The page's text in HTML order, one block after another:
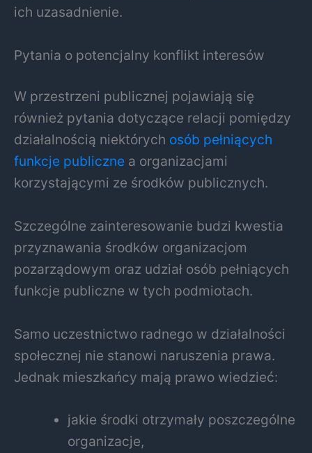
ich uzasadnienie.
Pytania o potencjalny konflikt interesów
W przestrzeni publicznej pojawiają się
również pytania dotyczące relacji pomiędzy
działalnością niektórych osób pełniących
funkcje publiczne a organizacjami
korzystającymi ze środków publicznych.
Szczególne zainteresowanie budzi kwestia
przyznawania środków organizacjom
pozarządowym oraz udział osób pełniących
funkcje publiczne w tych podmiotach.
Samo uczestnictwo radnego w działalności
społecznej nie stanowi naruszenia prawa.
Jednak mieszkańcy mają prawo wiedzieć:
jakie środki otrzymały poszczególne
organizacje,